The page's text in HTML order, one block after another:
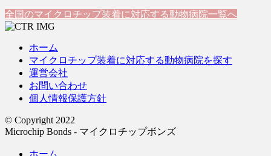
全国のマイクロチップ装着に対応する動物病院一覧へ
ホーム
マイクロチップ装着に対応する動物病院を探す
運営会社
お問い合わせ
個人情報保護方針
© Copyright 2022
Microchip Bonds - マイクロチップボンズ
ホーム